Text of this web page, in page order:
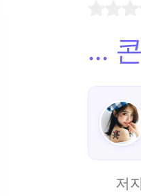
... 콘
저